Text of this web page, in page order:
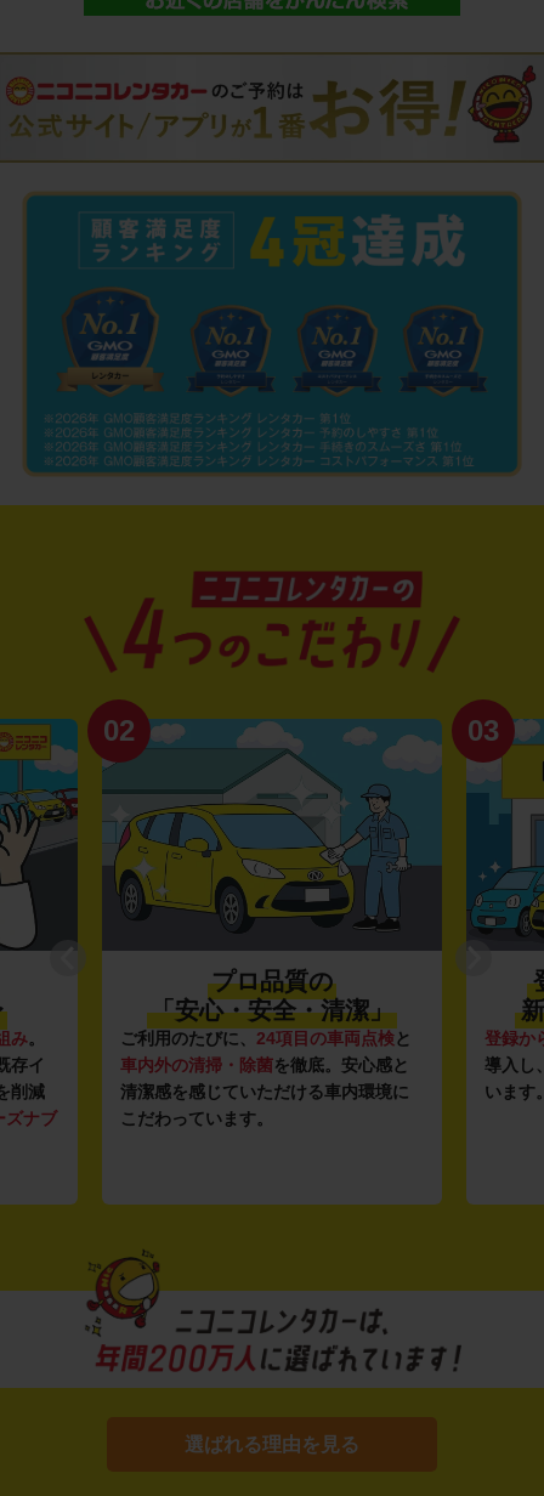
み。
存イ
削減
ズナブ
02
プロ品質の
「安心・安全・清潔」
ご利用のたびに、 24項目の車両点検と
車内外の清掃・除菌を徹底。安心感と
清潔感を感じていただける車内環境に
こだわっています。
03
登録か
導入し
います
選ばれる理由を見る